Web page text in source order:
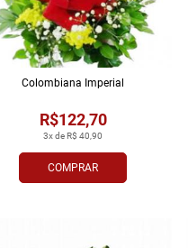
COMPRAR
3x de R$ 40,90
R$122,70
Colombiana Imperial